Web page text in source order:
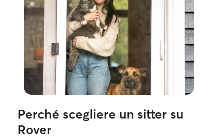
Perché scegliere un sitter su
Rover